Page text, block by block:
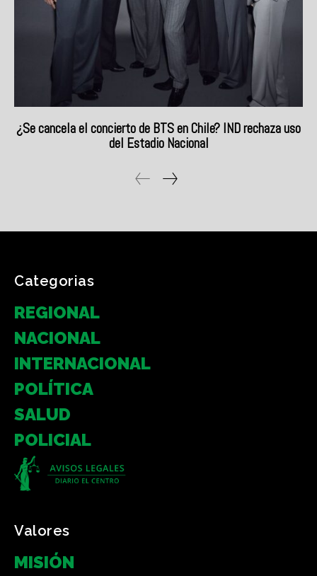
Categorias
REGIONAL
NACIONAL
INTERNACIONAL
POLÍTICA
SALUD
POLICIAL
Valores
MISIÓN